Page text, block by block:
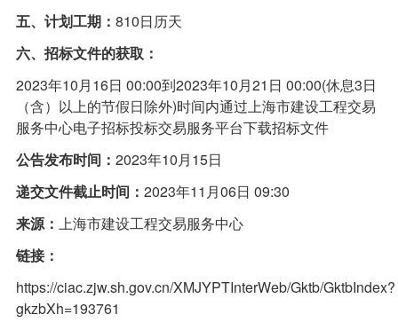
五、计划工期： 810日历天
六、招标文件的获取：
2023年10月16日 00:00到2023年10月21日 00:00(休息3日
（含）以上的节假日除外)时间内通过上海市建设工程交易
服务中心电子招标投标交易服务平台下载招标文件
公告发布时间： 2023年10月15日
递交文件截止时间： 2023年11月06日 09:30
来源： 上海市建设工程交易服务中心
链接：
https://ciac.zjw.sh.gov.cn/XMJYPTInterWeb/Gktb/GktbIndex?
gkzbXh=193761‍